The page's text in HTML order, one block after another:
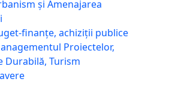
și Amenajarea
finanțe, achiziții publice
Proiectelor,
Durabilă, Turism